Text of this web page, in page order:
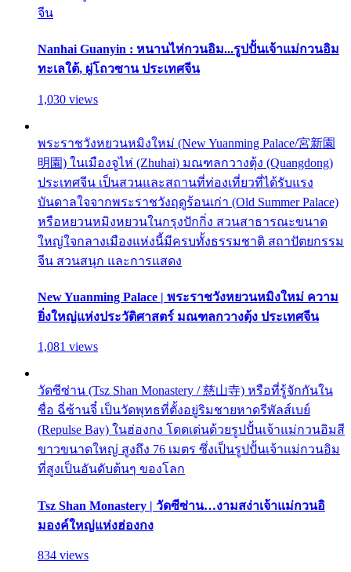
จีน
Nanhai Guanyin : หนานไห่กวนอิม...รูปปั้นเจ้าแม่กวนอิม
ทะเลใต้, ผู่โถวซาน ประเทศจีน
1,030 views
พระราชวังหยวนหมิงใหม่ (New Yuanming Palace/宮新園
明園) ในเมืองจูไห่ (Zhuhai) มณฑลกวางตุ้ง (Quangdong)
ประเทศจีน เป็นสวนและสถานที่ท่องเที่ยวที่ได้รับแรง
บันดาลใจจากพระราชวังฤดูร้อนเก่า (Old Summer Palace)
หรือหยวนหมิงหยวนในกรุงปักกิ่ง สวนสาธารณะขนาด
ใหญ่ใจกลางเมืองแห่งนี้มีครบทั้งธรรมชาติ สถาปัตยกรรม
จีน สวนสนุก และการแสดง
New Yuanming Palace | พระราชวังหยวนหมิงใหม่ ความ
ยิ่งใหญ่แห่งประวัติศาสตร์ มณฑลกวางตุ้ง ประเทศจีน
1,081 views
วัดซีซ่าน (Tsz Shan Monastery / 慈山寺) หรือที่รู้จักกันใน
ชื่อ ฉี่ซ้านจี๋ เป็นวัดพุทธที่ตั้งอยู่ริมชายหาดรีพัลส์เบย์
(Repulse Bay) ในฮ่องกง โดดเด่นด้วยรูปปั้นเจ้าแม่กวนอิมสี
ขาวขนาดใหญ่ สูงถึง 76 เมตร ซึ่งเป็นรูปปั้นเจ้าแม่กวนอิม
ที่สูงเป็นอันดับต้นๆ ของโลก
Tsz Shan Monastery | วัดซีซ่าน…งามสง่าเจ้าแม่กวนอิ
มองค์ใหญ่แห่งฮ่องกง
834 views